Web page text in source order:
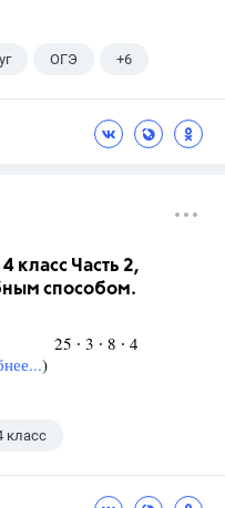
ОГЭ +6
класс Часть 2,
способом.
25 ∙ 3 ∙ 8 ∙ 4
)
класс